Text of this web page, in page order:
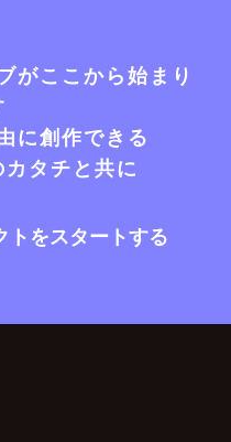
がここから始まり
に創作できる
タチと共に
トをスタートする